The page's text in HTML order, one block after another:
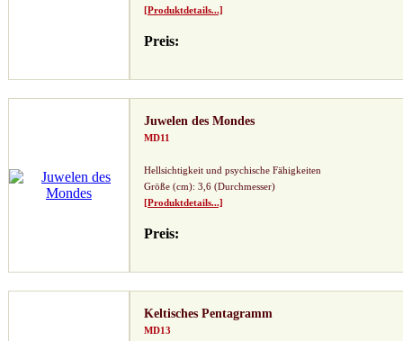
[Produktdetails...]
Preis:
Juwelen des Mondes
MD11
Hellsichtigkeit und psychische Fähigkeiten
Größe (cm): 3,6 (Durchmesser)
[Produktdetails...]
Preis:
Keltisches Pentagramm
MD13